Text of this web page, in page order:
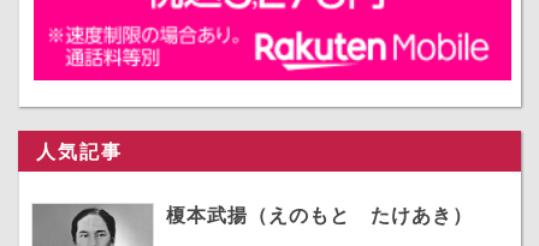
人気記事
榎本武揚（えのもと たけあき）